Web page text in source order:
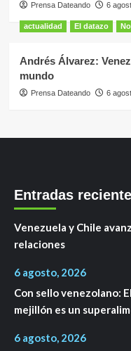
Prensa Dateando 6
actualidad El datazo
Andrés Álvarez:
mundo
Prensa Dateando 6
Entradas
Venezuela y Chile
relaciones
6 agosto, 2026
Con sello venezolano:
mejillón es un
6 agosto, 2026